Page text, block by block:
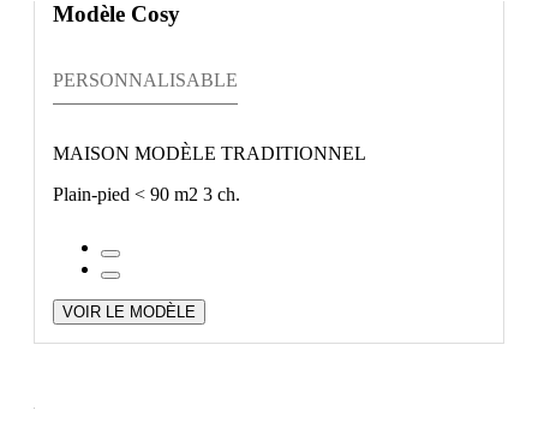
Modèle Cosy
PERSONNALISABLE
MAISON MODÈLE TRADITIONNEL
Plain-pied < 90 m2 3 ch.
VOIR LE MODÈLE